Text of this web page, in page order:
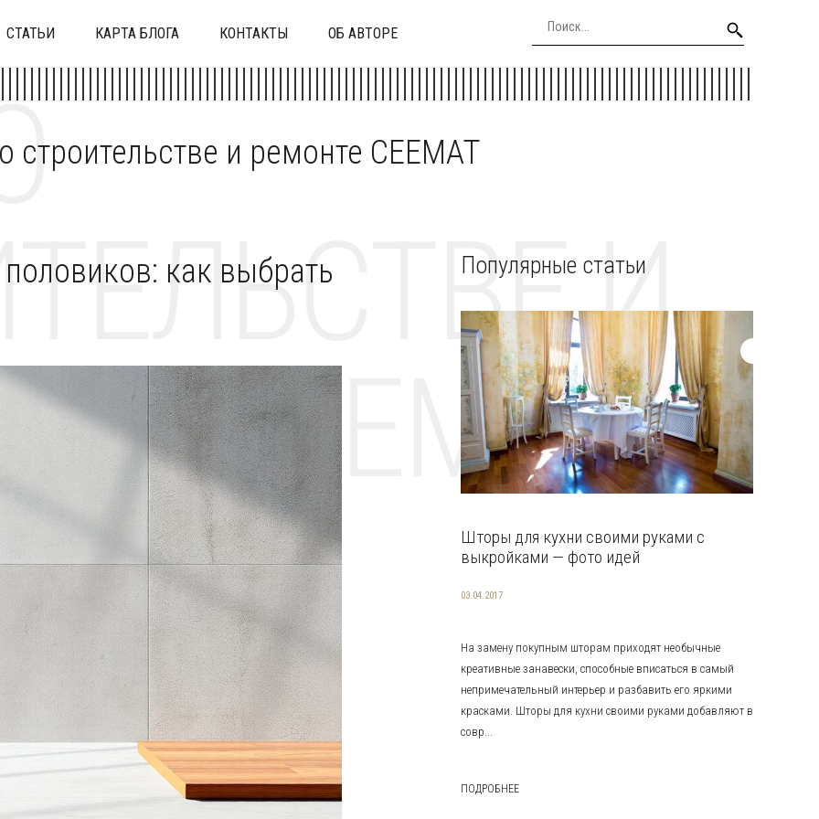
СТАТЬИ КАРТА БЛОГА КОНТАКТЫ ОБ АВТОРЕ
строительстве и ремонте CEEMAT
И
CEEMAT
как выбрать Популярные статьи
Шторы для кухни своими руками с
выкройками — фото идей
03.04.2017
На замену покупным шторам приходят необычные
креативные занавески, способные вписаться в самый
непримечательный интерьер и разбавить его яркими
красками. Шторы для кухни своими руками добавляют в
совр...
ПОДРОБНЕЕ